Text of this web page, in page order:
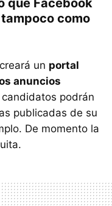
que Facebook
como
un portal
anuncios
podrán
publicadas de su
De momento la